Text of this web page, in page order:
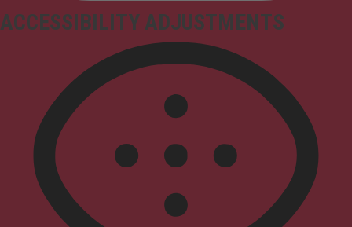
ACCESSIBILITY ADJUSTMENTS